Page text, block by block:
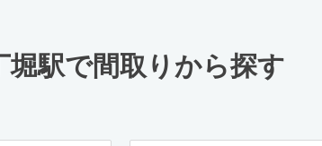
堀駅で間取りから探す